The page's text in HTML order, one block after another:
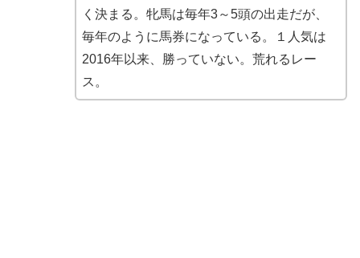
く決まる。牝馬は毎年3～5頭の出走だが、
毎年のように馬券になっている。１人気は
2016年以来、勝っていない。荒れるレー
ス。